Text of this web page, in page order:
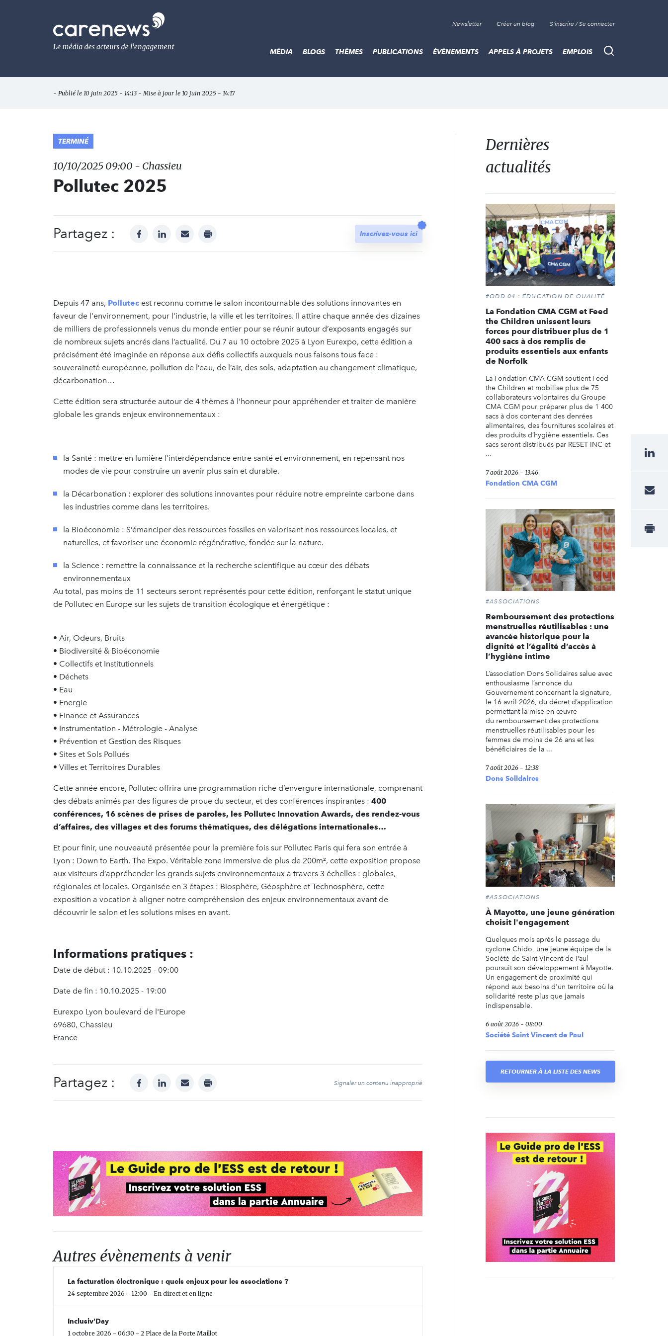
Le
média
de
l'engagement
Newsletter Créer un blog S'inscrire / Se connecter
Recherche
MÉDIA BLOGS THÈMES PUBLICATIONS ÉVÈNEMENTS APPELS À PROJETS EMPLOIS
- Publié le 10 juin 2025 - 14:13 - Mise à jour le 10 juin 2025 - 14:17
TERMINÉ
10/10/2025 09:00 - Chassieu
Pollutec 2025
Partagez : facebooklinkedinmail print Inscrivez-vous ici
Depuis 47 ans, Pollutec est reconnu comme le salon incontournable des solutions innovantes en
faveur de l'environnement, pour l'industrie, la ville et les territoires. Il attire chaque année des dizaines
de milliers de professionnels venus du monde entier pour se réunir autour d’exposants engagés sur
de nombreux sujets ancrés dans l’actualité. Du 7 au 10 octobre 2025 à Lyon Eurexpo, cette édition a
précisément été imaginée en réponse aux défis collectifs auxquels nous faisons tous face :
souveraineté européenne, pollution de l’eau, de l’air, des sols, adaptation au changement climatique,
décarbonation…
Cette édition sera structurée autour de 4 thèmes à l’honneur pour appréhender et traiter de manière
globale les grands enjeux environnementaux :
la Santé : mettre en lumière l’interdépendance entre santé et environnement, en repensant nos
modes de vie pour construire un avenir plus sain et durable.
la Décarbonation : explorer des solutions innovantes pour réduire notre empreinte carbone dans
les industries comme dans les territoires.
la Bioéconomie : S’émanciper des ressources fossiles en valorisant nos ressources locales, et
naturelles, et favoriser une économie régénérative, fondée sur la nature.
la Science : remettre la connaissance et la recherche scientifique au cœur des débats
environnementaux
Au total, pas moins de 11 secteurs seront représentés pour cette édition, renforçant le statut unique
de Pollutec en Europe sur les sujets de transition écologique et énergétique :
• Air, Odeurs, Bruits
• Biodiversité & Bioéconomie
• Collectifs et Institutionnels
• Déchets
• Eau
• Energie
• Finance et Assurances
• Instrumentation - Métrologie - Analyse
• Prévention et Gestion des Risques
• Sites et Sols Pollués
• Villes et Territoires Durables
Cette année encore, Pollutec offrira une programmation riche d’envergure internationale, comprenant
des débats animés par des figures de proue du secteur, et des conférences inspirantes : 400
conférences, 16 scènes de prises de paroles, les Pollutec Innovation Awards, des rendez-vous
d’affaires, des villages et des forums thématiques, des délégations internationales…
Et pour finir, une nouveauté présentée pour la première fois sur Pollutec Paris qui fera son entrée à
Lyon : Down to Earth, The Expo. Véritable zone immersive de plus de 200m², cette exposition propose
aux visiteurs d’appréhender les grands sujets environnementaux à travers 3 échelles : globales,
régionales et locales. Organisée en 3 étapes : Biosphère, Géosphère et Technosphère, cette
exposition a vocation à aligner notre compréhension des enjeux environnementaux avant de
découvrir le salon et les solutions mises en avant.
Informations pratiques :
Date de début : 10.10.2025 - 09:00
Date de fin : 10.10.2025 - 19:00
Eurexpo Lyon boulevard de l'Europe
69680, Chassieu
France
Partagez : facebooklinkedinmail print Signaler un contenu inapproprié
Autres évènements à venir
La facturation électronique : quels enjeux pour les associations ?
24 septembre 2026 - 12:00 - En direct et en ligne
Inclusiv'Day
1 octobre 2026 - 06:30 - 2 Place de la Porte Maillot
Dernières
actualités
#ODD 04 : ÉDUCATION DE QUALITÉ
La Fondation CMA CGM et Feed
the Children unissent leurs
forces pour distribuer plus de 1
400 sacs à dos remplis de
produits essentiels aux enfants
de Norfolk
La Fondation CMA CGM soutient Feed
the Children et mobilise plus de 75
collaborateurs volontaires du Groupe
CMA CGM pour préparer plus de 1 400
sacs à dos contenant des denrées
alimentaires, des fournitures scolaires et
des produits d’hygiène essentiels. Ces
sacs seront distribués par RESET INC et
...
7 août 2026 - 13:46
Fondation CMA CGM
#ASSOCIATIONS
Remboursement des protections
menstruelles réutilisables : une
avancée historique pour la
dignité et l’égalité d’accès à
l’hygiène intime
L’association Dons Solidaires salue avec
enthousiasme l’annonce du
Gouvernement concernant la signature,
le 16 avril 2026, du décret d’application
permettant la mise en œuvre
du remboursement des protections
menstruelles réutilisables pour les
femmes de moins de 26 ans et les
bénéficiaires de la ...
7 août 2026 - 12:38
Dons Solidaires
#ASSOCIATIONS
À Mayotte, une jeune génération
choisit l'engagement
Quelques mois après le passage du
cyclone Chido, une jeune équipe de la
Société de Saint-Vincent-de-Paul
poursuit son développement à Mayotte.
Un engagement de proximité qui
répond aux besoins d'un territoire où la
solidarité reste plus que jamais
indispensable.
6 août 2026 - 08:00
Société Saint Vincent de Paul
RETOURNER À LA LISTE DES NEWS